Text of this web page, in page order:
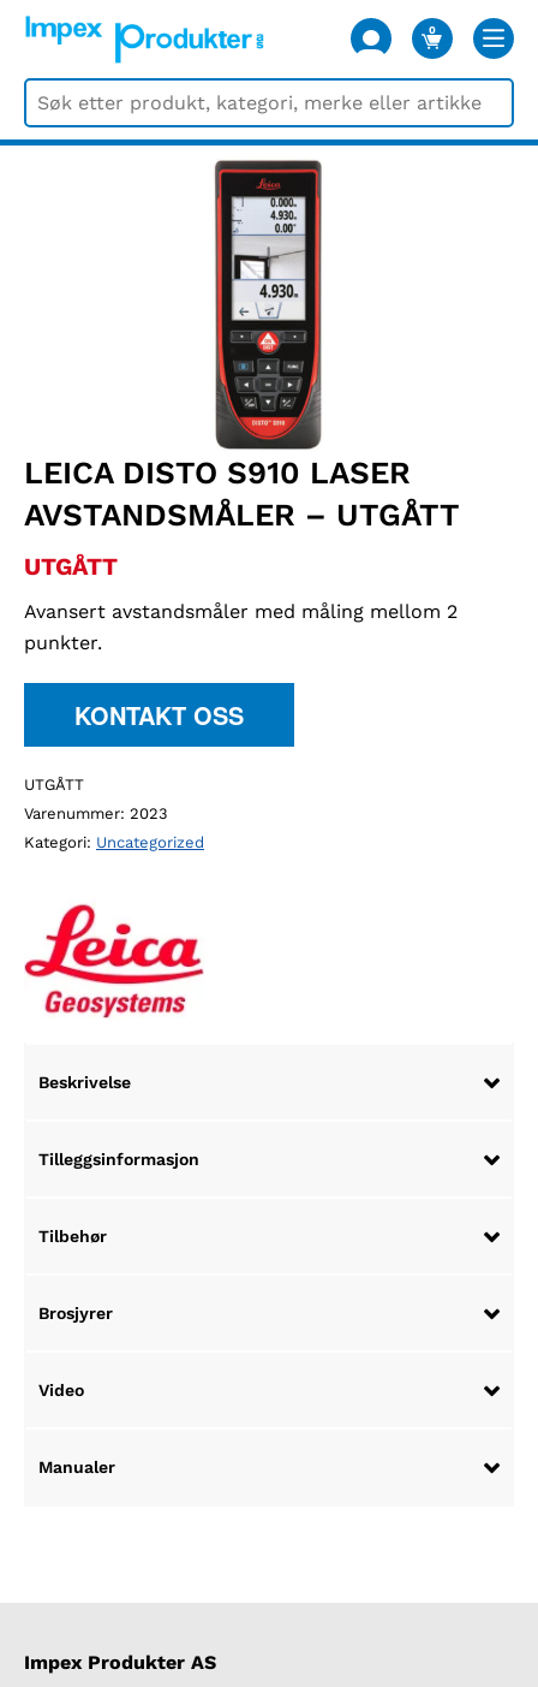
0
VARER
LEICA DISTO S910 LASER
AVSTANDSMÅLER – UTGÅTT
UTGÅTT
Avansert avstandsmåler med måling mellom 2
punkter.
KONTAKT OSS
UTGÅTT
Varenummer: 2023
Kategori: Uncategorized
Beskrivelse
Tilleggsinformasjon
Tilbehør
Brosjyrer
Video
Manualer
Impex Produkter AS